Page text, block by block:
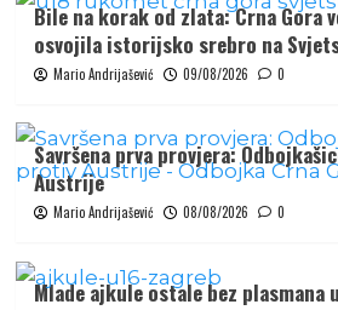
Bile na korak od zlata: Crna Gora
osvojila istorijsko srebro na
Mario Andrijašević 09/08/2026 0
Savršena prva provjera:
Austrije
Mario Andrijašević 08/08/2026 0
Mlade ajkule ostale bez plasmana